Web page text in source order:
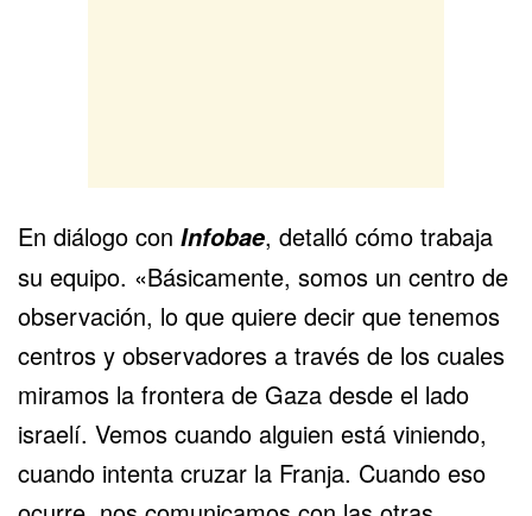
En diálogo con Infobae, detalló cómo trabaja
su equipo. «Básicamente, somos un centro de
observación, lo que quiere decir que tenemos
centros y observadores a través de los cuales
miramos la frontera de Gaza desde el lado
israelí. Vemos cuando alguien está viniendo,
cuando intenta cruzar la Franja. Cuando eso